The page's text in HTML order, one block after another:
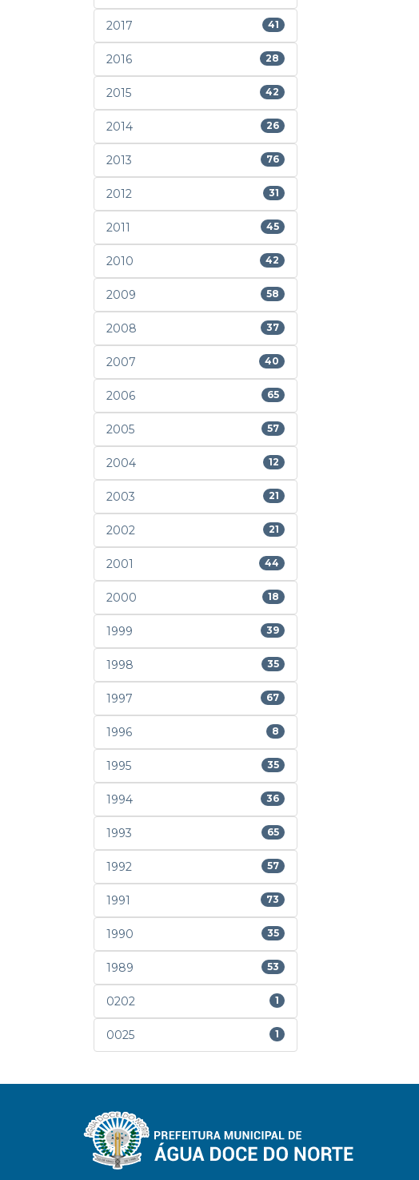
2017 41
2016 28
2015 42
2014 26
2013 76
2012 31
2011 45
2010 42
2009 58
2008 37
2007 40
2006 65
2005 57
2004 12
2003 21
2002 21
2001 44
2000 18
1999 39
1998 35
1997 67
1996 8
1995 35
1994 36
1993 65
1992 57
1991 73
1990 35
1989 53
0202 1
0025 1